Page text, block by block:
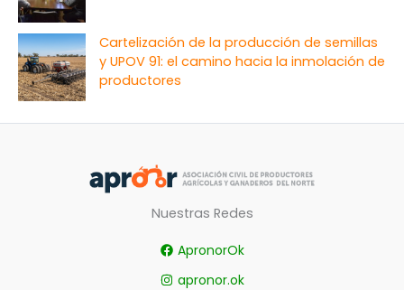
Cartelización de la producción de semillas
y UPOV 91: el camino hacia la inmolación de
productores
Nuestras Redes
ApronorOk
apronor.ok